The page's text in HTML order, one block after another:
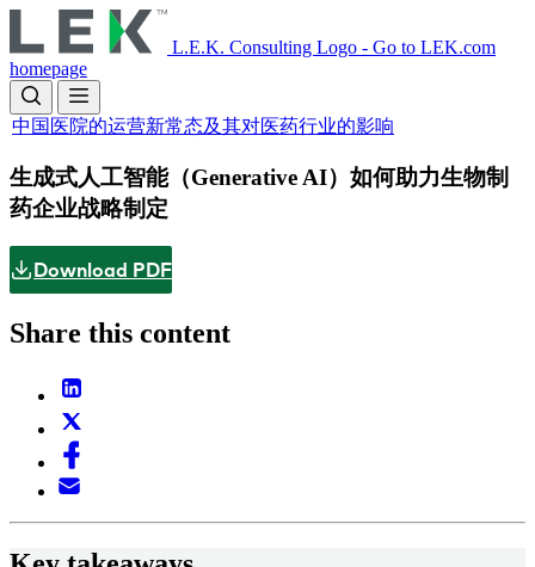
to
main
content
L.E.K. Consulting Logo - Go to LEK.com
homepage
中国医院的运营新常态及其对医药行业的影响
生成式人工智能（Generative AI）如何助力生物制
药企业战略制定
Download PDF
Share this content